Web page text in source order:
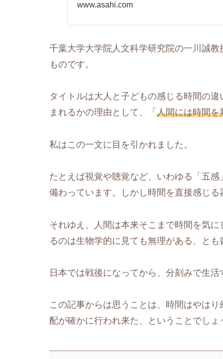
www.asahi.com
千葉大学大学院人文科学研究院の一川誠
ものです。
タイトルは大人と子どもの感じる時間の
まれるかの理由として、「 人間には時間を
私はこの一文に目を引かれました。
たとえば視覚や聴覚など、いわゆる「五
備わっています。しかし時間を直接感じ
それゆえ、人間は本来そこまで時間を気
るのは生物学的に見ても無理がある、と
日本では戦後になってから、分刻みで生
この記事からは思うことは、時間はやは
配が確かに行われ来た、ということでしょ